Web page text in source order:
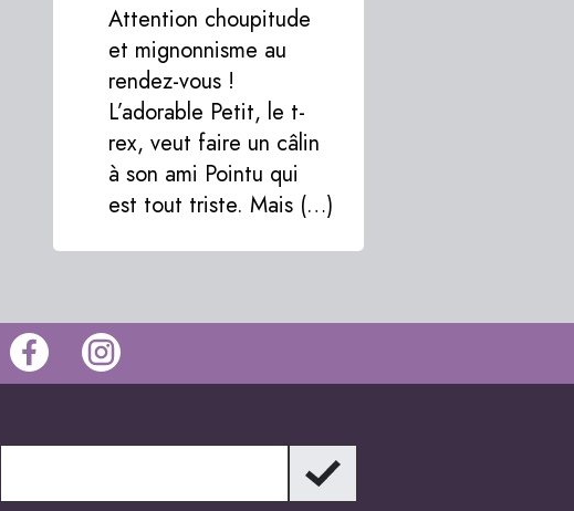
Attention choupitude
et mignonnisme au
rendez-vous !
L’adorable Petit, le t-
rex, veut faire un câlin
à son ami Pointu qui
est tout triste. Mais (…)